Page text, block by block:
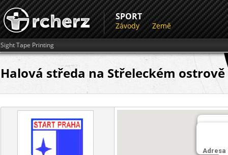
SPORT
Závody Země
Sight Tape Printing
Halová středa na Střeleckém ostrově
Adresa